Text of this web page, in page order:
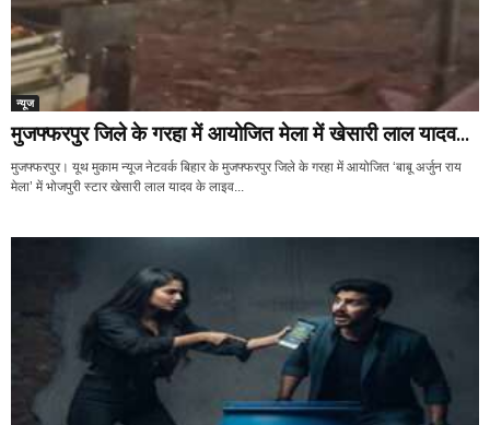
न्यूज
मुजफ्फरपुर जिले के गरहा में आयोजित मेला में खेसारी लाल यादव...
मुजफ्फरपुर। यूथ मुकाम न्यूज नेटवर्क बिहार के मुजफ्फरपुर जिले के गरहा में आयोजित ‘बाबू अर्जुन राय
मेला’ में भोजपुरी स्टार खेसारी लाल यादव के लाइव...